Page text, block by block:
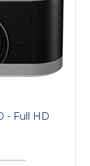
- Full HD